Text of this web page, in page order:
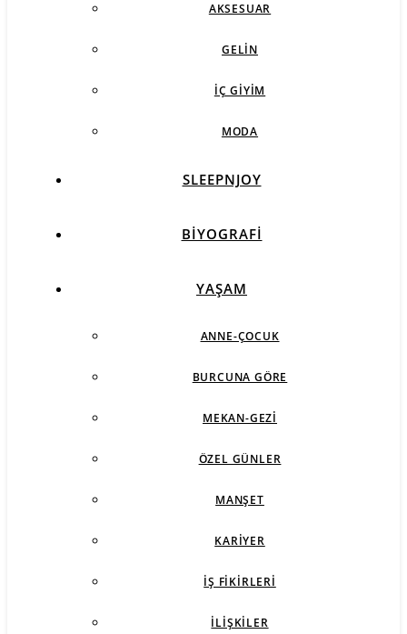
AKSESUAR
GELIN
İÇ GIYIM
MODA
SLEEPNJOY
BIYOGRAFI
YAŞAM
ANNE-ÇOCUK
BURCUNA GÖRE
MEKAN-GEZI
ÖZEL GÜNLER
MANŞET
KARIYER
İŞ FIKIRLERI
İLIŞKILER